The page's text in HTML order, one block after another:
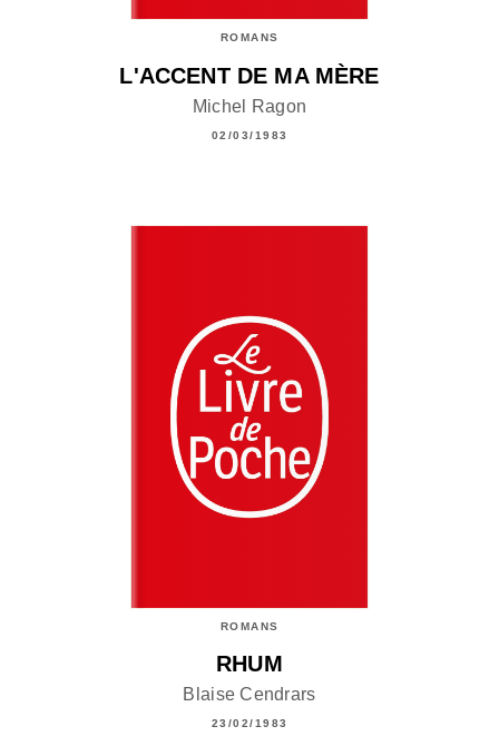
ROMANS
L'ACCENT DE MA MÈRE
Michel Ragon
02/03/1983
ROMANS
RHUM
Blaise Cendrars
23/02/1983